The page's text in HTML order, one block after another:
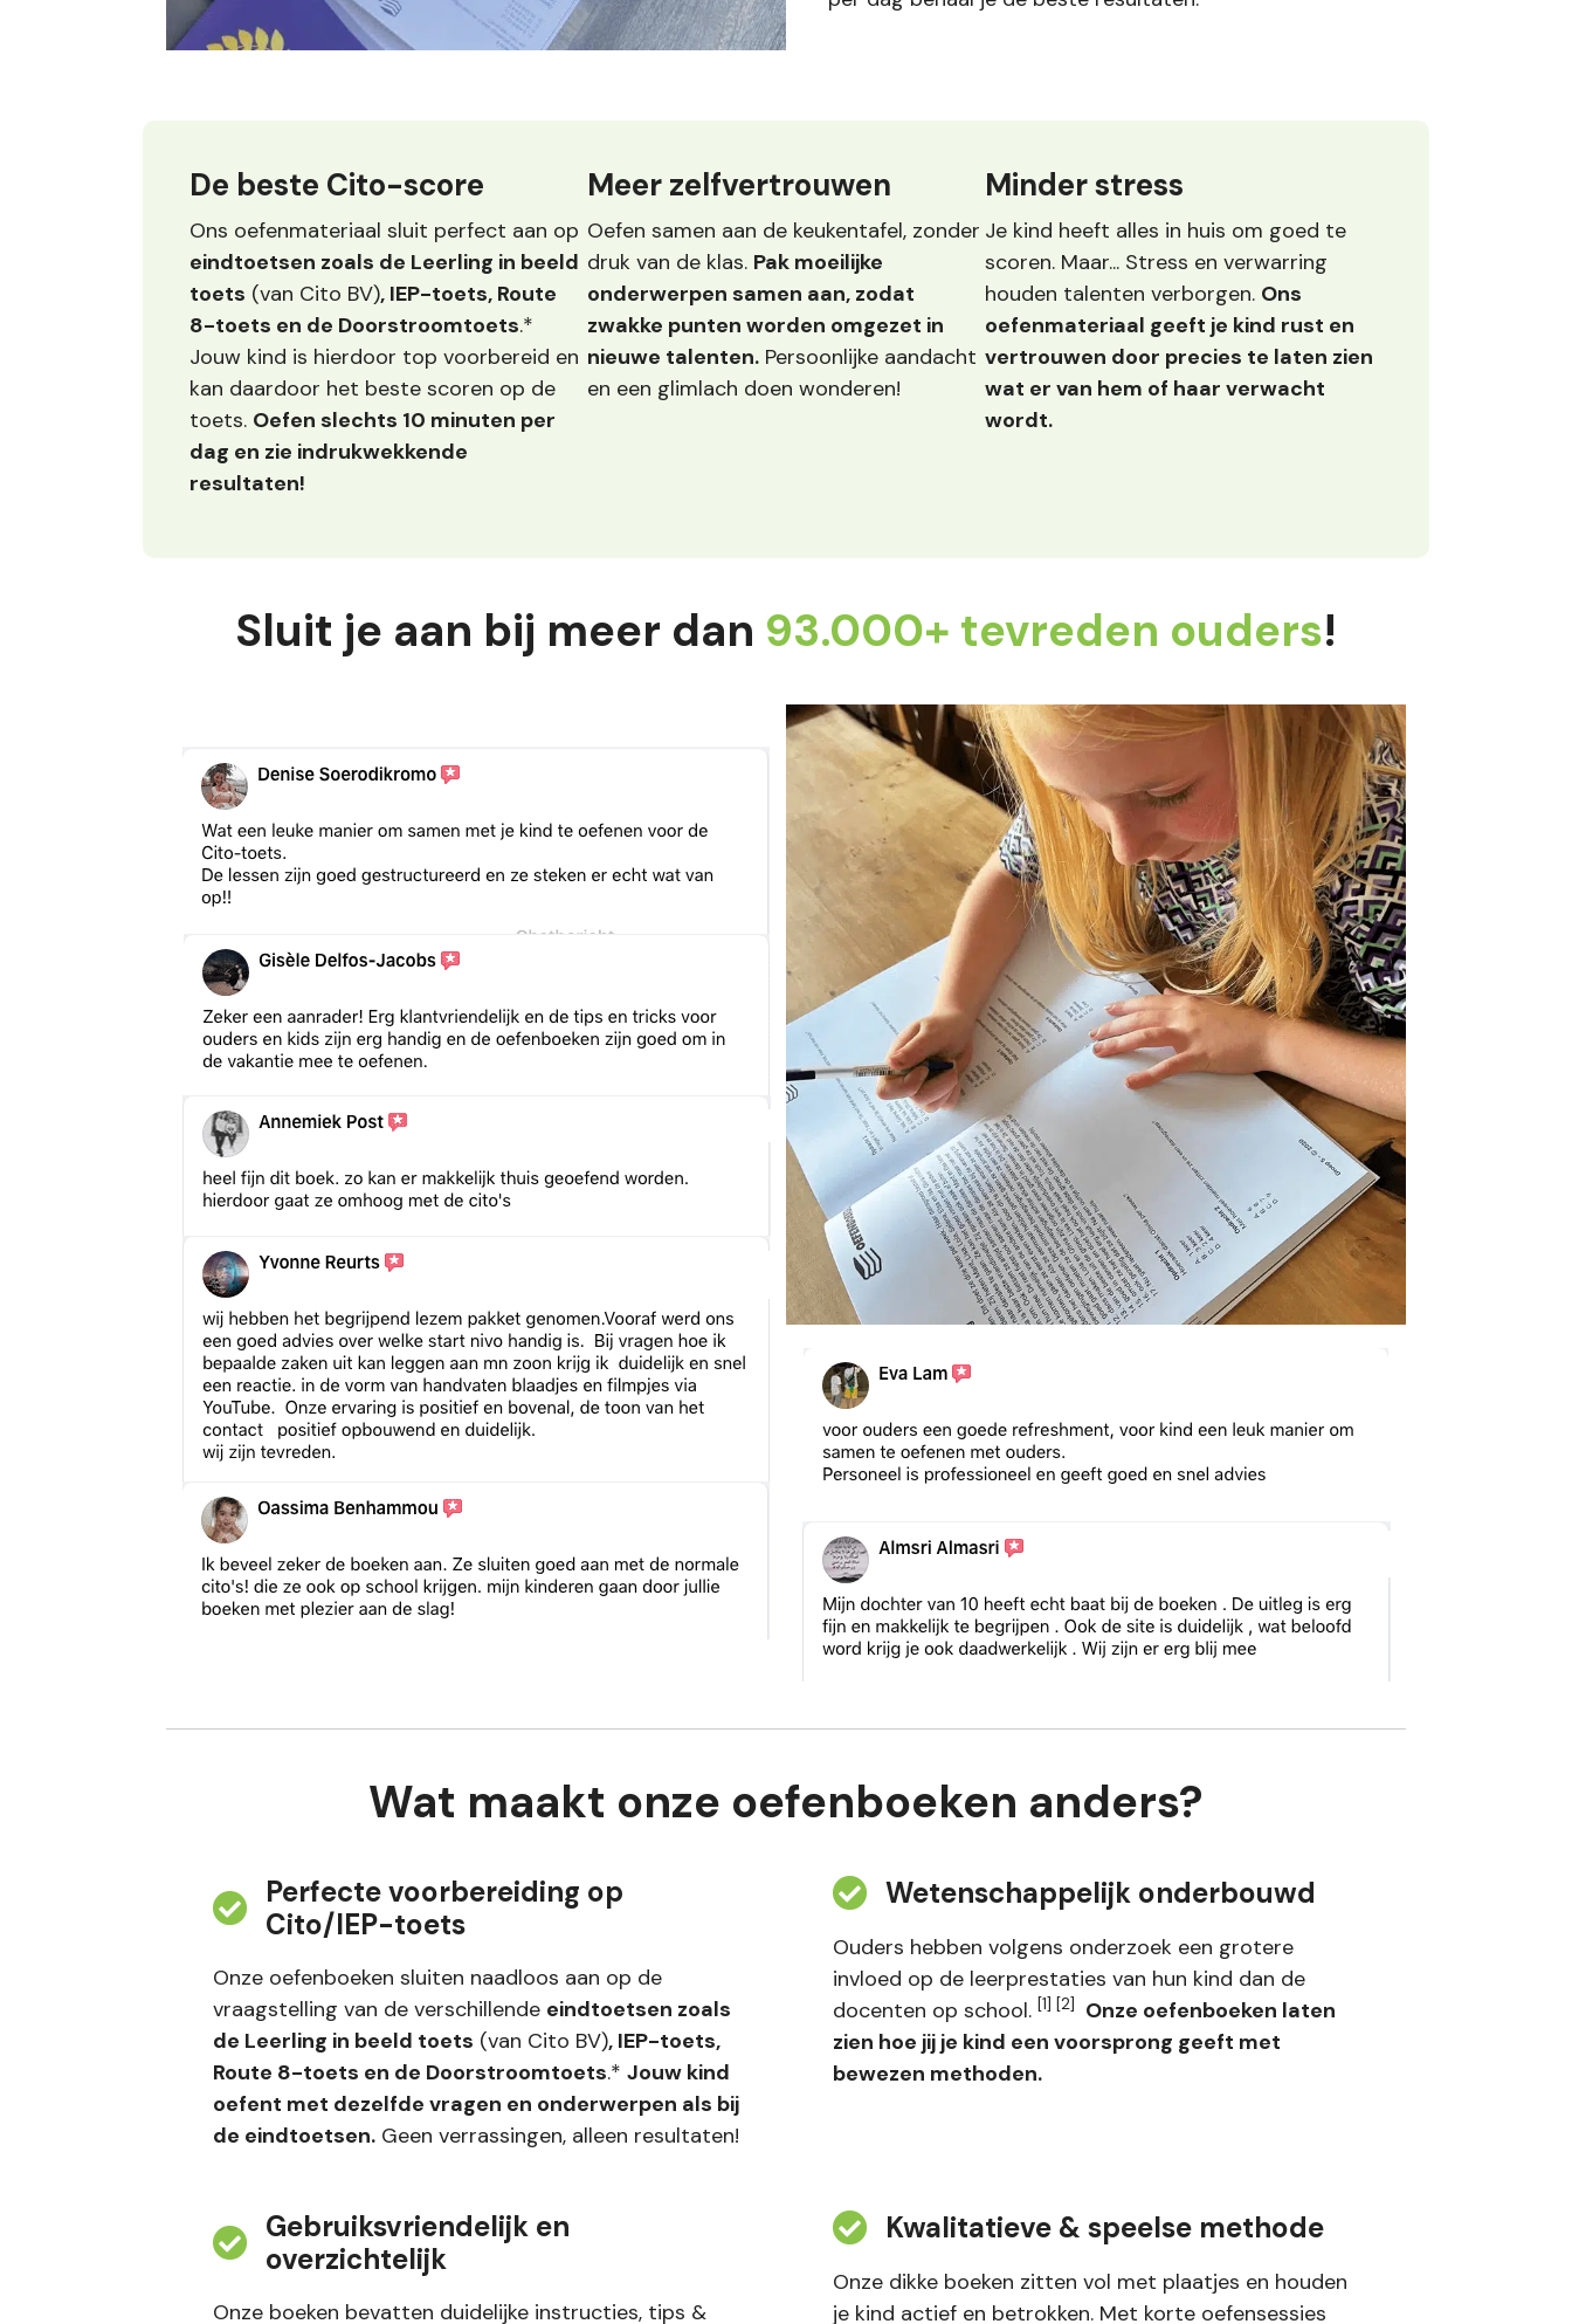
De beste Cito-score
Ons oefenmateriaal sluit perfect aan op
eindtoetsen zoals de Leerling in beeld
toets (van Cito BV), IEP-toets, Route
8-toets en de Doorstroomtoets.*
Jouw kind is hierdoor top voorbereid en
kan daardoor het beste scoren op de
toets. Oefen slechts 10 minuten per
dag en zie indrukwekkende
resultaten!
Meer zelfvertrouwen
Oefen samen aan de keukentafel, zonder
druk van de klas. Pak moeilijke
onderwerpen samen aan, zodat
zwakke punten worden omgezet in
nieuwe talenten.Persoonlijke aandacht
en een glimlach doen wonderen!
Minder stress
Je kind heeft alles in huis om goed te
scoren. Maar... Stress en verwarring
houden talenten verborgen. Ons
oefenmateriaal geeft je kind rust en
vertrouwen door precies te laten zien
wat er van hem of haar verwacht
wordt.
Sluit je aan bij meer dan 93.000+ tevreden ouders!
Wat maakt onze oefenboeken anders?
Perfecte voorbereiding op
Cito/IEP-toets
Onze oefenboeken sluiten naadloos aan op de
vraagstelling van de verschillende eindtoetsen zoals
de Leerling in beeld toets (van Cito BV), IEP-toets,
Route 8-toets en de Doorstroomtoets.* Jouw kind
oefent met dezelfde vragen en onderwerpen als bij
de eindtoetsen. Geen verrassingen, alleen resultaten!
Wetenschappelijk onderbouwd
Ouders hebben volgens onderzoek een grotere
invloed op de leerprestaties van hun kind dan de
docenten op school. [1] [2]
Onze oefenboeken laten
zien hoe jij je kind een voorsprong geeft met
bewezen methoden.
Gebruiksvriendelijk en
overzichtelijk
Onze boeken bevatten duidelijke instructies, tips &
Kwalitatieve & speelse methode
Onze dikke boeken zitten vol met plaatjes en houden
je kind actief en betrokken. Met korte oefensessies